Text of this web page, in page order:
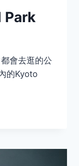
Park
會去逛的公
的Kyoto